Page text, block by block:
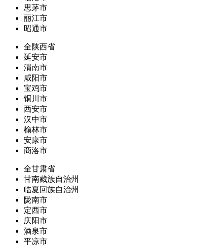
思茅市
丽江市
昭通市
全陕西省
延安市
渭南市
咸阳市
宝鸡市
铜川市
西安市
汉中市
榆林市
安康市
商洛市
全甘肃省
甘南藏族自治州
临夏回族自治州
陇南市
定西市
庆阳市
酒泉市
平凉市